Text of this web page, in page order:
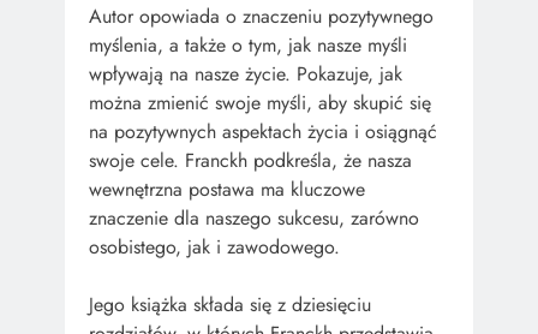
Autor opowiada o znaczeniu pozytywnego
myślenia, a także o tym, jak nasze myśli
wpływają na nasze życie. Pokazuje, jak
można zmienić swoje myśli, aby skupić się
na pozytywnych aspektach życia i osiągnąć
swoje cele. Franckh podkreśla, że nasza
wewnętrzna postawa ma kluczowe
znaczenie dla naszego sukcesu, zarówno
osobistego, jak i zawodowego.
Jego książka składa się z dziesięciu